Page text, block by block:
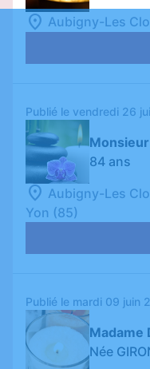
Aubigny-Les
Publié le vendredi 26
84 ans
Aubigny-Les
Yon (85)
Publié le mardi 09 juin
Madame
Née